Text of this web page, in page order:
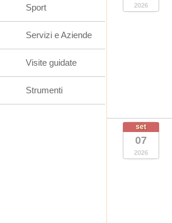
2026
set
07
2026
Sport
Servizi e Aziende
Visite guidate
Strumenti